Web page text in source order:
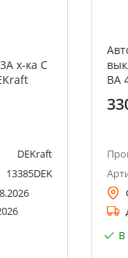
х-ка C
DEKraft
13385DEK
ВА
В